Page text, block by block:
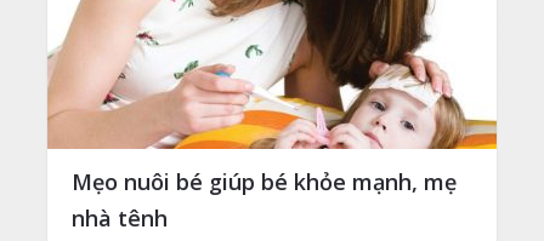
Mẹo nuôi bé giúp bé khỏe mạnh, mẹ
nhà tênh